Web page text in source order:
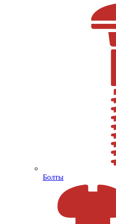
Болты